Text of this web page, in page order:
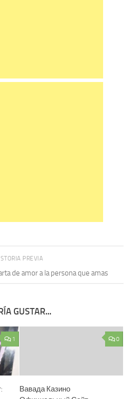
PREVIA
de amor a la persona que amas
GUSTAR...
1 0
Вавада Казино